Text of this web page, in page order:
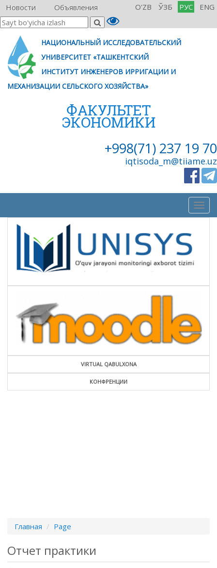
Новости Объявления O'ZB ЎЗБ РУС ENG
НАЦИОНАЛЬНЫЙ ИССЛЕДОВАТЕЛЬСКИЙ
УНИВЕРСИТЕТ «ТАШКЕНТСКИЙ
ИНСТИТУТ ИНЖЕНЕРОВ ИРРИГАЦИИ И
МЕХАНИЗАЦИИ СЕЛЬСКОГО ХОЗЯЙСТВА»
ФАКУЛЬТЕТ
ЭКОНОМИКИ
+998(71) 237 19 70
iqtisoda_m@tiiame.uz
VIRTUAL QABULXONA
КОНФРЕНЦИИ
Главная Page
Отчет практики